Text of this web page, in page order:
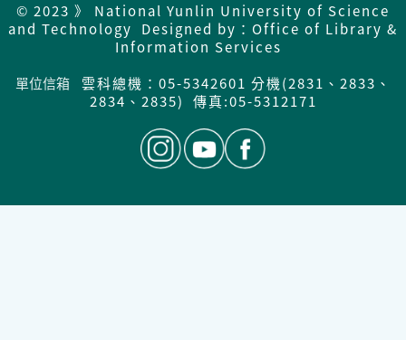
© 2023 》 National Yunlin University of Science
and Technology Designed by：Office of Library &
Information Services
單位信箱
雲科總機：05-5342601 分機(2831、2833、
2834、2835) 傳真:05-5312171